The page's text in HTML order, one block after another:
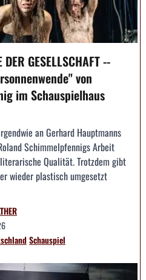
GESELLSCHAFT --
von
im Schauspielhaus
an Gerhard Hauptmanns
Schimmelpfennigs Arbeit
Qualität. Trotzdem gibt
wieder plastisch umgesetzt
Schauspiel